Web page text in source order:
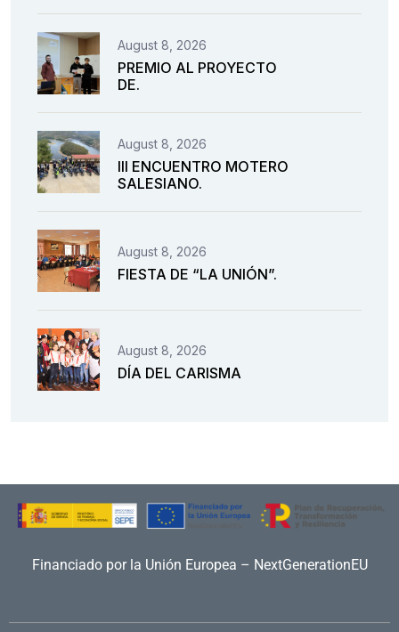
August 8, 2026
PREMIO AL PROYECTO
DE.
August 8, 2026
III ENCUENTRO MOTERO
SALESIANO.
August 8, 2026
FIESTA DE “LA UNIÓN”.
August 8, 2026
DÍA DEL CARISMA
Financiado por la Unión Europea – NextGenerationEU